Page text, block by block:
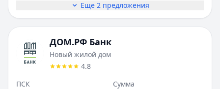
Еще 2 предложения
ДОМ.РФ Банк
Новый жилой дом
4.8
ПСК
Сумма